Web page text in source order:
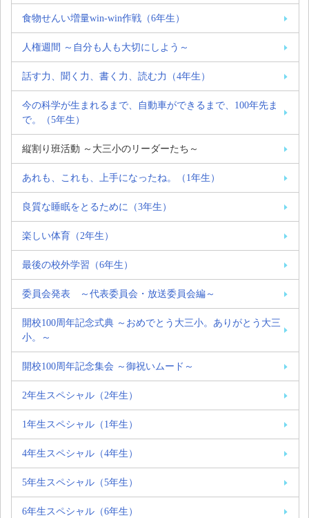
食物せんい増量win-win作戦（6年生）
人権週間 ～自分も人も大切にしよう～
話す力、聞く力、書く力、読む力（4年生）
今の科学が生まれるまで、自動車ができるまで、100年先ま
で。（5年生）
縦割り班活動 ～大三小のリーダーたち～
あれも、これも、上手になったね。（1年生）
良質な睡眠をとるために（3年生）
楽しい体育（2年生）
最後の校外学習（6年生）
委員会発表 ～代表委員会・放送委員会編～
開校100周年記念式典 ～おめでとう大三小。ありがとう大三
小。～
開校100周年記念集会 ～御祝いムード～
2年生スペシャル（2年生）
1年生スペシャル（1年生）
4年生スペシャル（4年生）
5年生スペシャル（5年生）
6年生スペシャル（6年生）